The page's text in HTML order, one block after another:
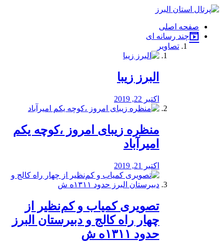
فصد
شرق
تهران
خشکشویی
صفحه اصلی
چند رسانه ای
تصاویر
البرز زیبا
اکتبر 22, 2019
منظره‌‌ زیبای امروز ،کوچه یکم
امیرآباد
اکتبر 21, 2019
️تصویری کمیاب و کم‌نظیر از
چهار راه كالج و دبيرستان البرز
حدود ۱۳۱۱ه ش